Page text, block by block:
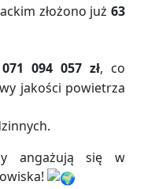
złożono już 63
094 057 zł, co
jakości powietrza
angażują się w